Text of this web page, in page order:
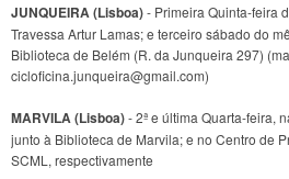
JUNQUEIRA (Lisboa)- Primeira Quinta-feira
Travessa Artur Lamas; e terceiro sábado do
Biblioteca de Belém (R. da Junqueira 297)
cicloficina.junqueira@gmail.com)
MARVILA (Lisboa)- 2ª e última Quarta-feira,
junto à Biblioteca de Marvila; e no Centro de
SCML, respectivamente